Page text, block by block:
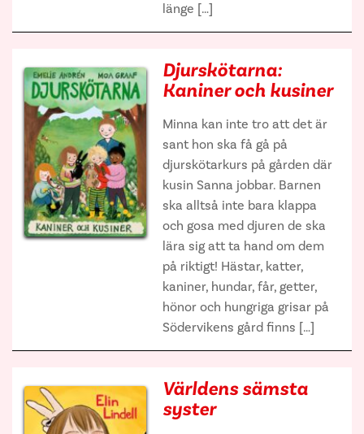
länge […]
Djurskötarna:
Kaniner och kusiner
Minna kan inte tro att det är
sant hon ska få gå på
djurskötarkurs på gården där
kusin Sanna jobbar. Barnen
ska alltså inte bara klappa
och gosa med djuren de ska
lära sig att ta hand om dem
på riktigt! Hästar, katter,
kaniner, hundar, får, getter,
hönor och hungriga grisar på
Södervikens gård finns […]
Världens sämsta
syster